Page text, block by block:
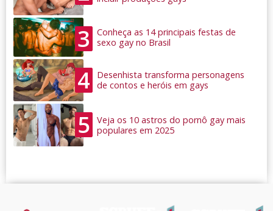
3
Conheça as 14 principais festas de
sexo gay no Brasil
4
Desenhista transforma personagens
de contos e heróis em gays
5
Veja os 10 astros do pornô gay mais
populares em 2025